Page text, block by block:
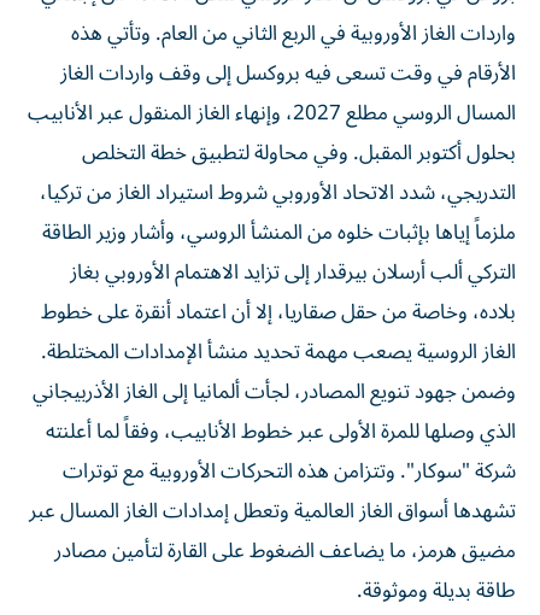
واردات الغاز الأوروبية في الربع الثاني من العام. وتأتي هذه
الأرقام في وقت تسعى فيه بروكسل إلى وقف واردات الغاز
المسال الروسي مطلع 2027، وإنهاء الغاز المنقول عبر الأنابيب
بحلول أكتوبر المقبل. وفي محاولة لتطبيق خطة التخلص
التدريجي، شدد الاتحاد الأوروبي شروط استيراد الغاز من تركيا،
ملزماً إياها بإثبات خلوه من المنشأ الروسي، وأشار وزير الطاقة
التركي ألب أرسلان بيرقدار إلى تزايد الاهتمام الأوروبي بغاز
بلاده، وخاصة من حقل صقاريا، إلا أن اعتماد أنقرة على خطوط
الغاز الروسية يصعب مهمة تحديد منشأ الإمدادات المختلطة.
وضمن جهود تنويع المصادر، لجأت ألمانيا إلى الغاز الأذربيجاني
الذي وصلها للمرة الأولى عبر خطوط الأنابيب، وفقاً لما أعلنته
شركة "سوكار". وتتزامن هذه التحركات الأوروبية مع توترات
تشهدها أسواق الغاز العالمية وتعطل إمدادات الغاز المسال عبر
مضيق هرمز، ما يضاعف الضغوط على القارة لتأمين مصادر
طاقة بديلة وموثوقة.